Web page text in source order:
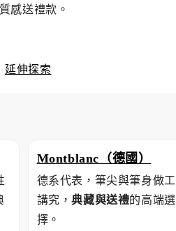
感送禮款。
延伸探索
Montblanc（德國）
德系代表，筆尖與筆身做工
講究，典藏與送禮的高端選
擇。